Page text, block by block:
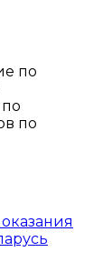
по
по